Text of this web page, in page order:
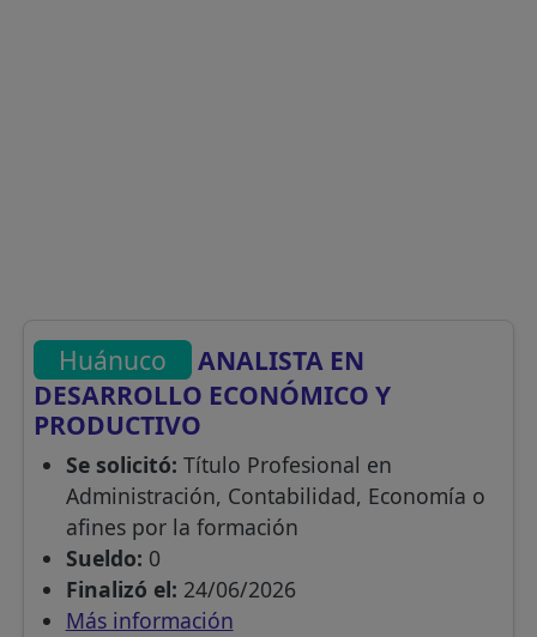
Huánuco
ANALISTA EN
DESARROLLO ECONÓMICO Y
PRODUCTIVO
Se solicitó: Título Profesional en
Administración, Contabilidad, Economía o
afines por la formación
Sueldo: 0
Finalizó el: 24/06/2026
Más información